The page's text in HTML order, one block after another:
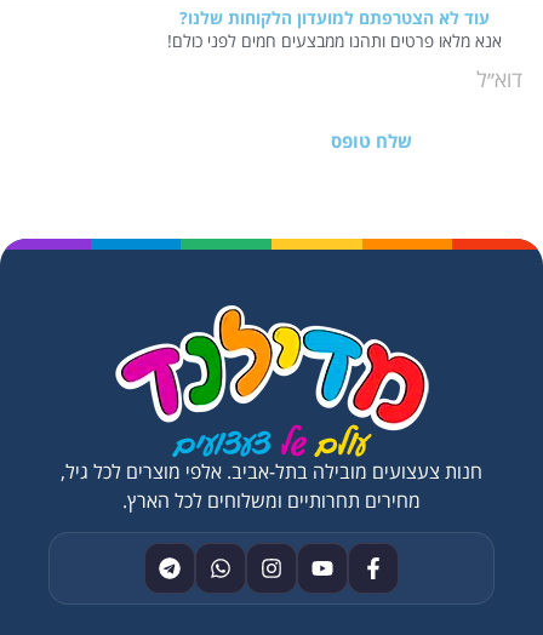
עוד לא הצטרפתם למועדון הלקוחות שלנו?
אנא מלאו פרטים ותהנו ממבצעים חמים לפני כולם!
שלח טופס
חנות צעצועים מובילה בתל-אביב. אלפי מוצרים לכל גיל,
מחירים תחרותיים ומשלוחים לכל הארץ.